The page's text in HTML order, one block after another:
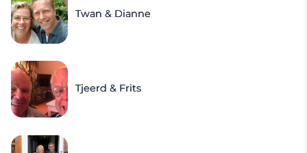
Twan & Dianne
Tjeerd & Frits